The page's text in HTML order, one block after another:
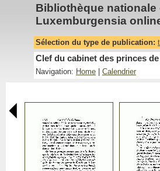
Bibliothèque
Luxemburgensia
Sélection du type de publication:
Clef du cabinet des princes
Navigation: Home Calendrier